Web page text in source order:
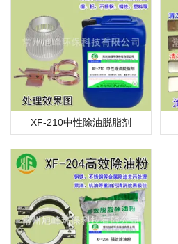
XF-210中性除油脱脂剂